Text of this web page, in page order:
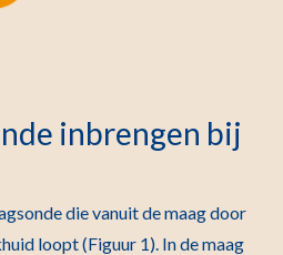
inbrengen bij
die vanuit de maag door
loopt (Figuur 1). In de maag